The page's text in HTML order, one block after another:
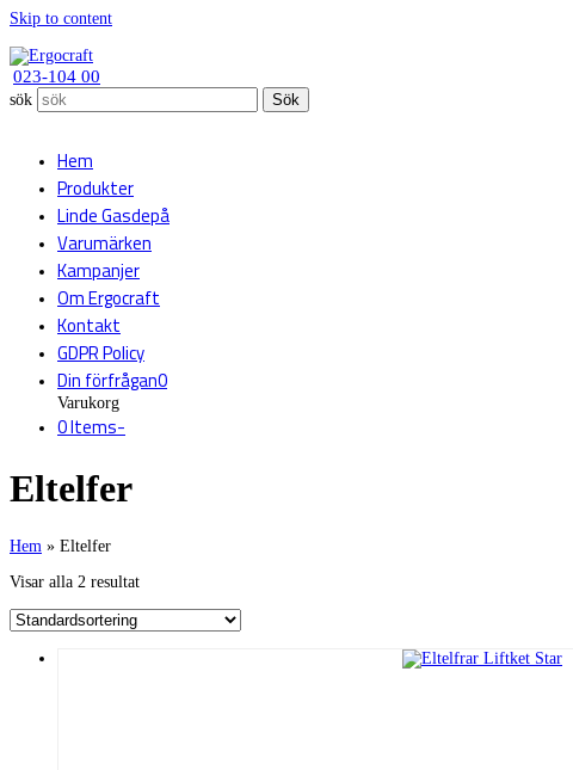
Skip to content
023-104 00
sök Sök
Hem
Produkter
Linde Gasdepå
Varumärken
Kampanjer
Om Ergocraft
Kontakt
GDPR Policy
Din förfrågan0
Varukorg
0 Items-
Eltelfer
Hem » Eltelfer
Visar alla 2 resultat